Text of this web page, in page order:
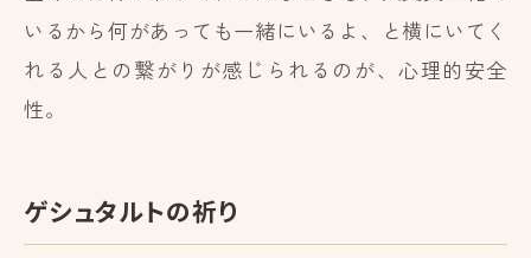
いるから何があっても一緒にいるよ、と横にいてく
れる人との繋がりが感じられるのが、心理的安全
性。
ゲシュタルトの祈り